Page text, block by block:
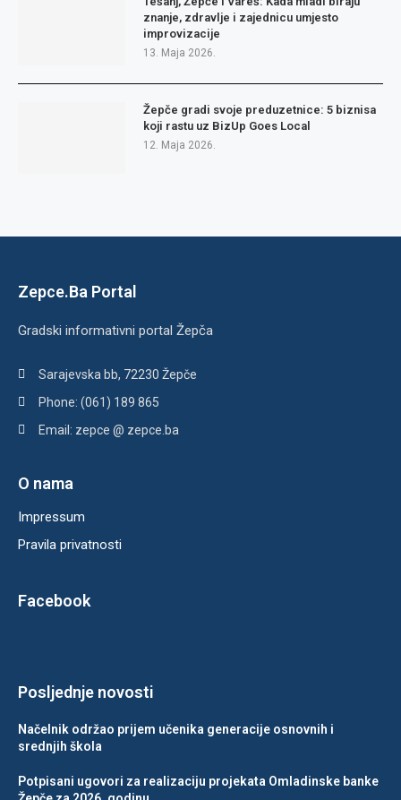
znanje, zdravlje i zajednicu umjesto
improvizacije
13. Maja 2026.
Žepče gradi svoje preduzetnice: 5 biznisa
koji rastu uz BizUp Goes Local
12. Maja 2026.
Zepce.Ba Portal
Gradski informativni portal Žepča
Sarajevska bb, 72230 Žepče
Phone: (061) 189 865
Email: zepce @ zepce.ba
O nama
Impressum
Pravila privatnosti
Facebook
Posljednje novosti
Načelnik održao prijem učenika generacije osnovnih i
srednjih škola
Potpisani ugovori za realizaciju projekata Omladinske banke